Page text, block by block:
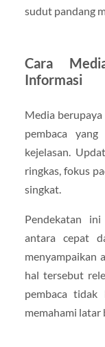
sudut pandang
Cara
Informasi
Media
pembaca yang
kejelasan.
ringkas, fokus
singkat.
Pendekatan ini
antara cepat
menyampaikan
hal tersebut
pembaca tidak
memahami latar